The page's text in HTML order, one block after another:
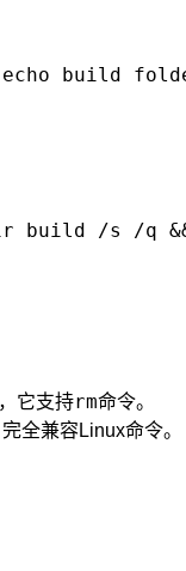
它支持rm命令。
全兼容Linux命令。